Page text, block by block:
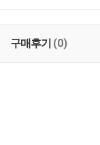
구매후기 (0)